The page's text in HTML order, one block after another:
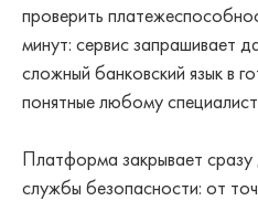
проверить
минут: сервис запрашивает
сложный банковский язык в
понятные любому
Платформа закрывает сразу
службы безопасности: от